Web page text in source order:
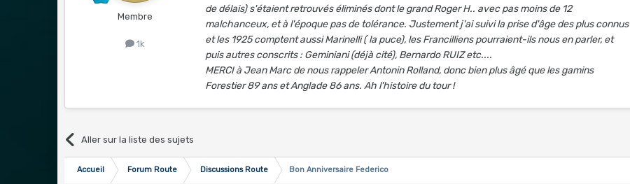
Membre
1k
de délais) s'étaient retrouvés éliminés dont le grand Roger H.. avec pas moins de 12
malchanceux, et à l'époque pas de tolérance. Justement j'ai suivi la prise d'âge des plus connus
et les 1925 comptent aussi Marinelli ( la puce), les Francilliens pourraient-ils nous en parler, et
puis autres conscrits : Geminiani (déjà cité), Bernardo RUIZ etc....
MERCI à Jean Marc de nous rappeler Antonin Rolland, donc bien plus âgé que les gamins
Forestier 89 ans et Anglade 86 ans. Ah l'histoire du tour !
Aller sur la liste des sujets
Accueil Forum Route Discussions Route Bon Anniversaire Federico